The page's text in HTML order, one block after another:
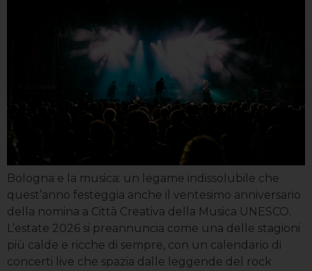
Bologna e la musica: un legame indissolubile che
quest’anno festeggia anche il ventesimo anniversario
della nomina a Città Creativa della Musica UNESCO.
L’estate 2026 si preannuncia come una delle stagioni
più calde e ricche di sempre, con un calendario di
concerti live che spazia dalle leggende del rock